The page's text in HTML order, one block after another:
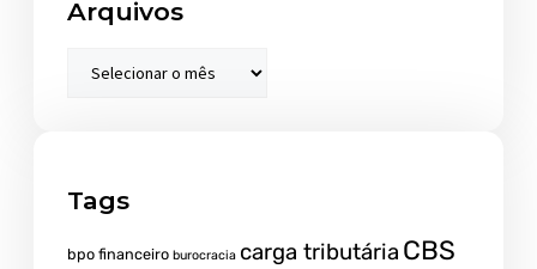
Arquivos
Tags
bpo financeiro burocracia carga tributária CBS